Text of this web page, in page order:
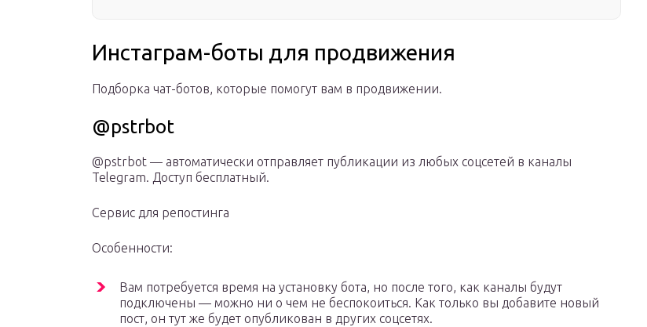
Инстаграм-боты для продвижения
Подборка чат-ботов, которые помогут вам в продвижении.
@pstrbot
@pstrbot — автоматически отправляет публикации из любых соцсетей в каналы
Telegram. Доступ бесплатный.
Сервис для репостинга
Особенности:
Вам потребуется время на установку бота, но после того, как каналы будут
подключены — можно ни о чем не беспокоиться. Как только вы добавите новый
пост, он тут же будет опубликован в других соцсетях.